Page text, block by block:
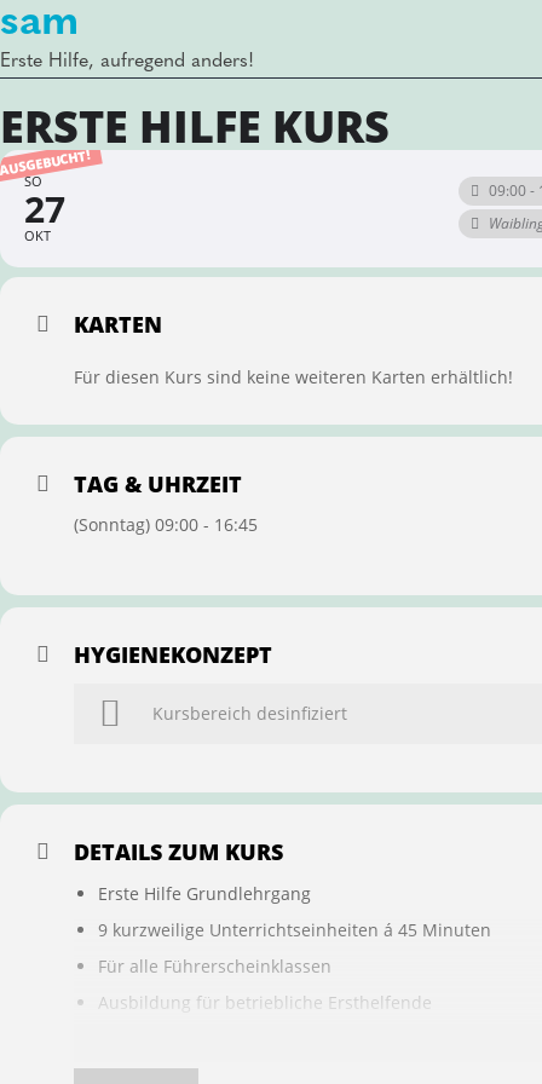
sam
Erste Hilfe, aufregend anders!
ERSTE HILFE KURS
SO
27
OKT
09:00 -
KARTEN
Für diesen Kurs sind keine weiteren Karten erhältlich!
TAG & UHRZEIT
(Sonntag) 09:00 - 16:45
HYGIENEKONZEPT
Kursbereich desinfiziert
DETAILS ZUM KURS
Erste Hilfe Grundlehrgang
9 kurzweilige Unterrichtseinheiten á 45 Minuten
Für alle Führerscheinklassen
Ausbildung für betriebliche Ersthelfende